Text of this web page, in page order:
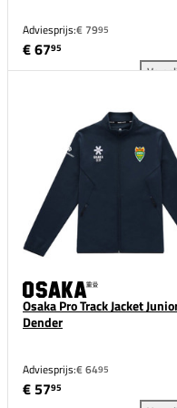
Adviesprijs:€ 7995
€ 6795
Osaka Pro Track Jacket
Dender
Adviesprijs:€ 6495
€ 5795